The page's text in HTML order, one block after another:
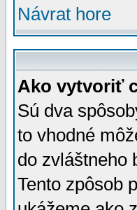
Návrat hore
Ako vytvoriť
Sú dva
to vhodné
do zvláštneho
Tento zpôsob